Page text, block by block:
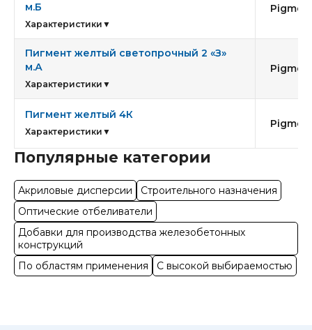
м.Б
Характеристики ▼
Пигмент желтый светопрочный 2 «З»
м.А
Характеристики ▼
Пигмент желтый 4К
Характеристики ▼
Популярные категории
Акриловые дисперсии
Строительного назначения
Оптические отбеливатели
Добавки для производства железобетонных
конструкций
По областям применения
С высокой выбираемостью